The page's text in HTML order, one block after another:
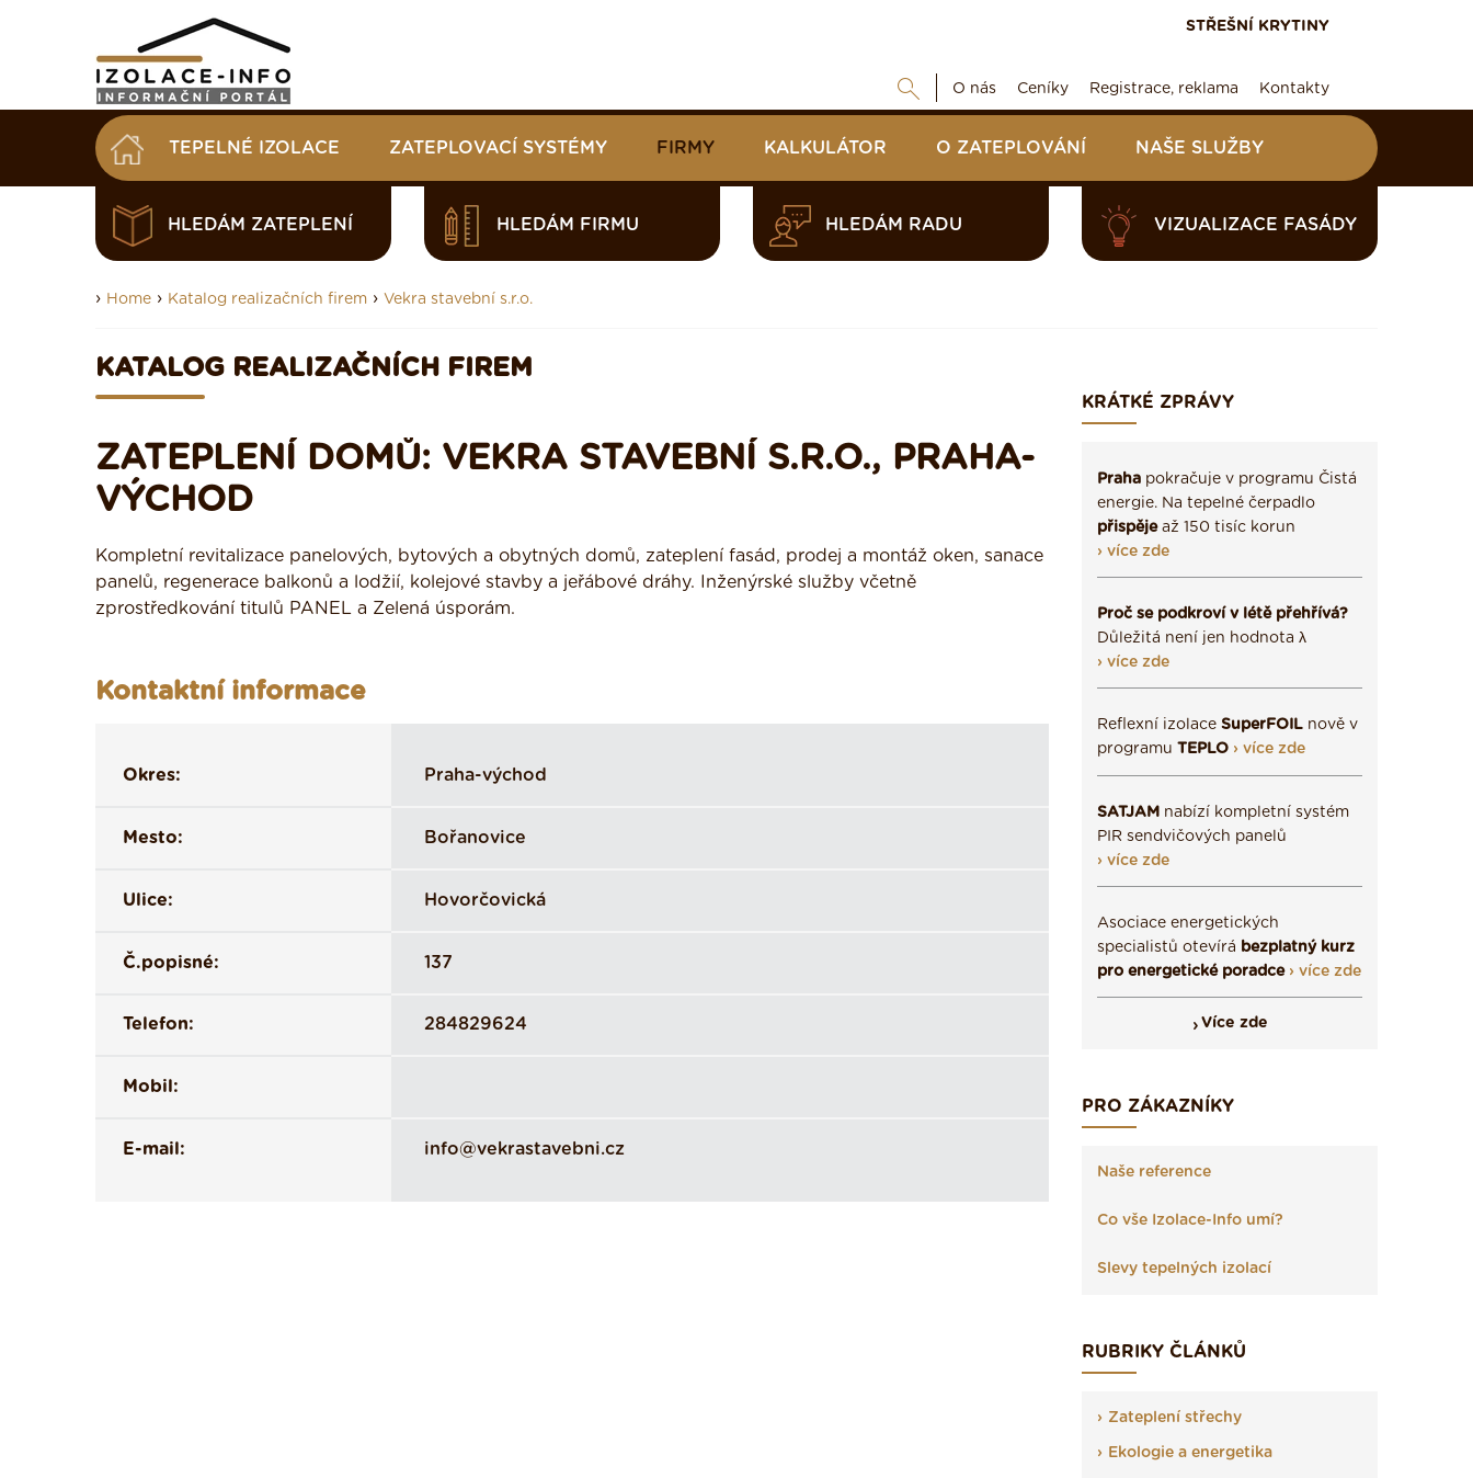
STŘEŠNÍ KRYTINY
O nás Ceníky Registrace, reklama Kontakty
TEPELNÉ IZOLACE ZATEPLOVACÍ SYSTÉMY FIRMY KALKULÁTOR O ZATEPLOVÁNÍ NAŠE SLUŽBY
HLEDÁM ZATEPLENÍ HLEDÁM FIRMU HLEDÁM RADU VIZUALIZACE FASÁDY
› Home › Katalog realizačních firem › Vekra stavební s.r.o.
KATALOG REALIZAČNÍCH FIREM
ZATEPLENÍ DOMŮ: VEKRA STAVEBNÍ S.R.O., PRAHA-
VÝCHOD
Kompletní revitalizace panelových, bytových a obytných domů, zateplení fasád, prodej a montáž oken, sanace
panelů, regenerace balkonů a lodžií, kolejové stavby a jeřábové dráhy. Inženýrské služby včetně
zprostředkování titulů PANEL a Zelená úsporám.
Kontaktní informace
Okres: Praha-východ
Mesto: Bořanovice
Ulice: Hovorčovická
Č.popisné: 137
Telefon: 284829624
Mobil:
E-mail: info@vekrastavebni.cz
KRÁTKÉ ZPRÁVY
Praha pokračuje v programu Čistá
energie. Na tepelné čerpadlo
přispějeaž 150 tisíc korun
› více zde
Proč se podkroví v létě přehřívá?
Důležitá není jen hodnota λ
› více zde
Reflexní izolace SuperFOIL nově v
programu TEPLO › více zde
SATJAM nabízí kompletní systém
PIR sendvičových panelů
› více zde
Asociace energetických
specialistů otevírá bezplatný kurz
pro energetické poradce › více zde
Více zde
PRO ZÁKAZNÍKY
Naše reference
Co vše Izolace-Info umí?
Slevy tepelných izolací
RUBRIKY ČLÁNKŮ
Zateplení střechy
Ekologie a energetika